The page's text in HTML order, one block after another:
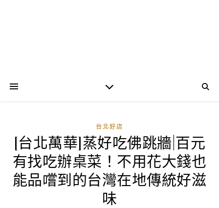
台北好店
[台北萬華]蒸好吃佛跳牆|百元
有找吃辦桌菜！不用花大錢也
能品嚐到的台灣在地傳統好滋
味